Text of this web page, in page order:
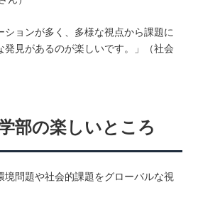
ションが多く、多様な視点から課題に
発見があるのが楽しいです。」（社会
部の楽しいところ
境問題や社会的課題をグローバルな視